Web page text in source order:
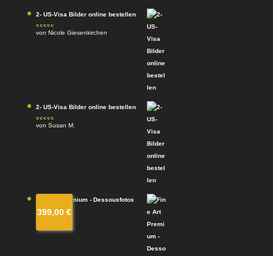
2- US-Visa Bilder online bestellen
Bewertet mit
von Nicole Giesenkirchen
2- US-Visa Bilder online bestellen
Bewertet mit
von Susan M.
399,00 €
Fine Art Premium - Dessousfotos
mit4von
von Kim